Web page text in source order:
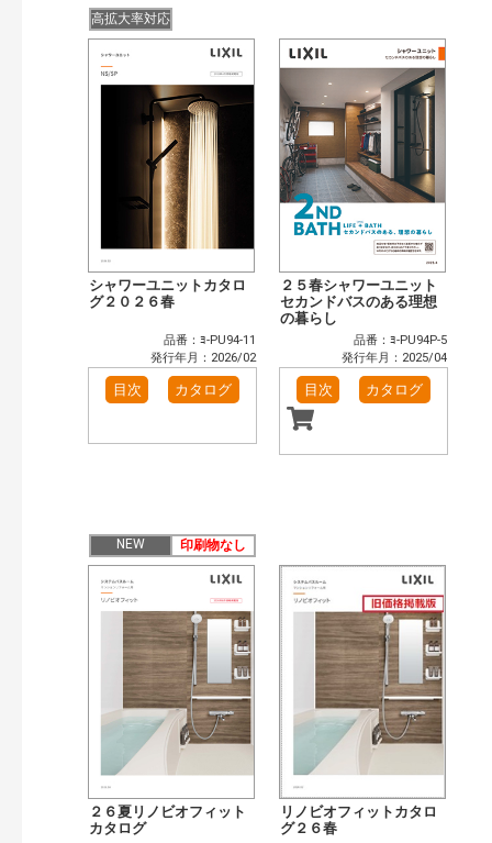
高拡大率対応
シャワーユニットカタロ
グ２０２６春
品番：ﾖ-PU94-11
発行年月：2026/02
目次 カタログ
２５春シャワーユニット
セカンドバスのある理想
の暮らし
品番：ﾖ-PU94P-5
発行年月：2025/04
目次 カタログ
NEW 印刷物なし
２６夏リノビオフィット
カタログ
リノビオフィットカタロ
グ２６春